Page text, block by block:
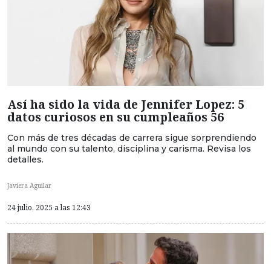
Así ha sido la vida de Jennifer Lopez: 5
datos curiosos en su cumpleaños 56
Con más de tres décadas de carrera sigue sorprendiendo
al mundo con su talento, disciplina y carisma. Revisa los
detalles.
Javiera Aguilar
24 julio, 2025 a las 12:43